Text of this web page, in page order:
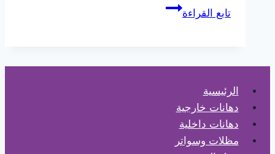
تابع القراءة
ديكور
ديكور
درج
داخلي
الرئيسية
دهانات خارجية
دهانات داخلية
مظلات وسواتر